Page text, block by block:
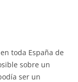
toda España de
sobre un
ser un